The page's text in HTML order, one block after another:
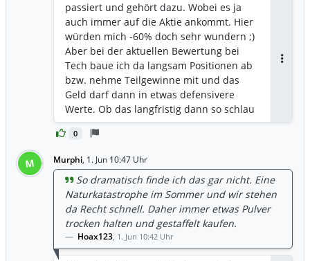
0
passiert und gehört dazu. Wobei es ja
auch immer auf die Aktie ankommt. Hier
würden mich -60% doch sehr wundern ;)
Aber bei der aktuellen Bewertung bei
Tech baue ich da langsam Positionen ab
bzw. nehme Teilgewinne mit und das
Geld darf dann in etwas defensivere
Werte. Ob das langfristig dann so schlau
war wird sich zeigen.
M Murphi, 1. Jun 10:47 Uhr
So dramatisch finde ich das gar nicht. Eine
Naturkatastrophe im Sommer und wir stehen
da Recht schnell. Daher immer etwas Pulver
trocken halten und gestaffelt kaufen.
Hoax123, 1. Jun 10:42 Uhr